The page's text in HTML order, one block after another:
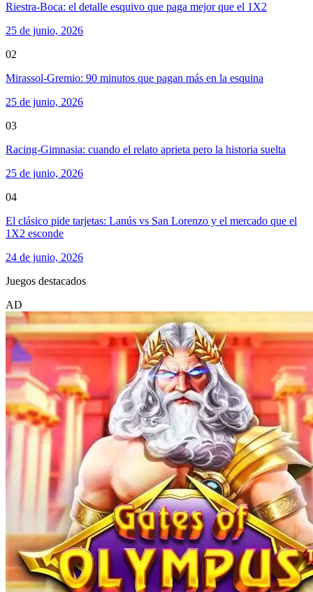
Riestra-Boca: el detalle esquivo que paga mejor que el 1X2
25 de junio, 2026
02
Mirassol-Gremio: 90 minutos que pagan más en la esquina
25 de junio, 2026
03
Racing-Gimnasia: cuando el relato aprieta pero la historia suelta
25 de junio, 2026
04
El clásico pide tarjetas: Lanús vs San Lorenzo y el mercado que el
1X2 esconde
24 de junio, 2026
Juegos destacados
AD